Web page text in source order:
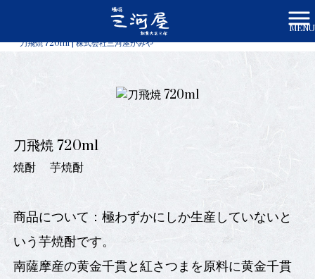
MENU
商品一覧
刀飛焼 720ml | 株式会社三河屋かみや
刀飛焼 720ml
焼酎 芋焼酎
商品について：極わずかにしか生産していないと
いう芋焼酎です。
南薩摩産の黄金千貫と紅さつまを原料に黄金千貫